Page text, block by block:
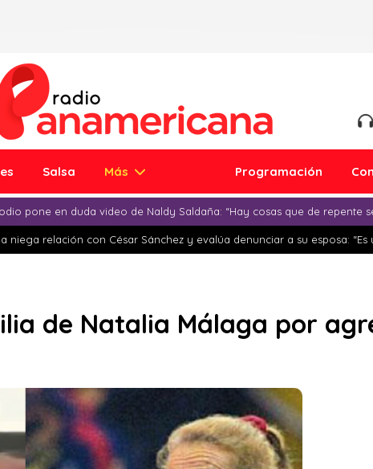
Salsa Más Programación
pone en duda video de Naldy Saldaña: “Hay cosas que de repente
niega relación con César Sánchez y evalúa denunciar a su esposa: “Es
de Natalia Málaga por